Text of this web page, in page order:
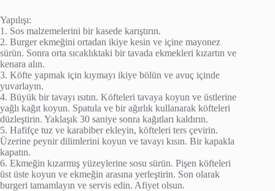
Yapılışı:
1. Sos malzemelerini bir kasede karıştırın.
2. Burger ekmeğini ortadan ikiye kesin ve içine mayonez
sürün. Sonra orta sıcaklıktaki bir tavada ekmekleri kızartın ve
kenara alın.
3. Köfte yapmak için kıymayı ikiye bölün ve avuç içinde
yuvarlayın.
4. Büyük bir tavayı ısıtın. Köfteleri tavaya koyun ve üstlerine
yağlı kağıt koyun. Spatula ve bir ağırlık kullanarak köfteleri
düzleştirin. Yaklaşık 30 saniye sonra kağıtları kaldırın.
5. Hafifçe tuz ve karabiber ekleyin, köfteleri ters çevirin.
Üzerine peynir dilimlerini koyun ve tavayı kısın. Bir kapakla
kapatın.
6. Ekmeğin kızarmış yüzeylerine sosu sürün. Pişen köfteleri
üst üste koyun ve ekmeğin arasına yerleştirin. Son olarak
burgeri tamamlayın ve servis edin. Afiyet olsun.